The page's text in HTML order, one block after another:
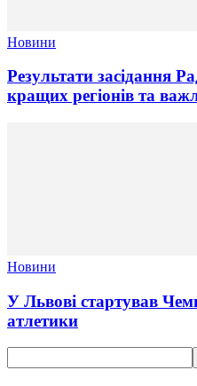
Новини
Результати засідання
кращих регіонів та
Новини
У Львові стартував
атлетики